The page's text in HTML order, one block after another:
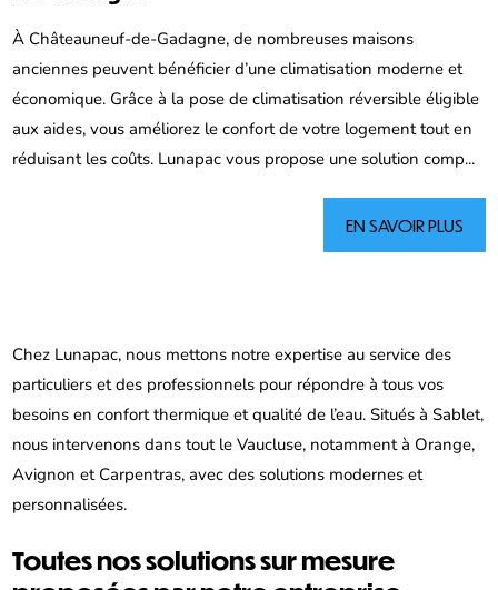
À Châteauneuf-de-Gadagne, de nombreuses maisons
anciennes peuvent bénéficier d’une climatisation moderne et
économique. Grâce à la pose de climatisation réversible éligible
aux aides, vous améliorez le confort de votre logement tout en
réduisant les coûts. Lunapac vous propose une solution comp...
EN SAVOIR PLUS
Chez Lunapac, nous mettons notre expertise au service des
particuliers et des professionnels pour répondre à tous vos
besoins en confort thermique et qualité de l’eau. Situés à Sablet,
nous intervenons dans tout le Vaucluse, notamment à Orange,
Avignon et Carpentras, avec des solutions modernes et
personnalisées.
Toutes nos solutions sur mesure